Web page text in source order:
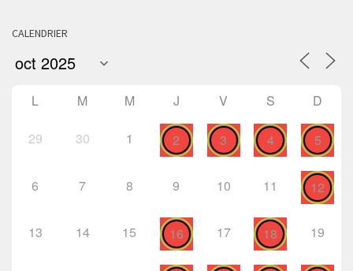
CALENDRIER
L M M J V S D
29 30 1 2 3 4 5
6 7 8 9 10 11 12
13 14 15 16 17 18 19